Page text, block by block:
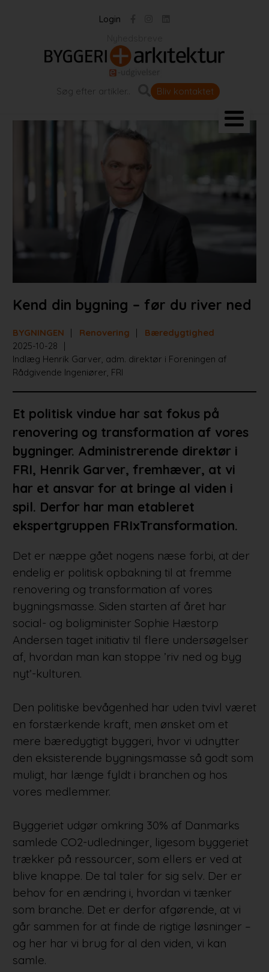
Login
Bliv kontaktet
Landskab og byrum
Jobportal
Kend din bygning – før du river ned
BYGNINGEN Renovering
Bæredygtighed
2025-10-28
Indlæg Henrik Garver, adm. direktør i Foreningen af
Rådgivende Ingeniører, FRI
Et politisk vindue har sat fokus på
renovering og transformation af vores
bygninger. Administrerende direktør i
FRI, Henrik Garver, fremhæver, at vi
har et ansvar for at bringe al viden i
spil. Derfor har man etableret
ekspertgruppen FRIxTransformation.
Det er næppe gået nogens næse forbi, at der
endelig er politisk opbakning til at fremme
renovering og transformation af vores
bygningsmasse. Siden starten af året har
social- og boligminister Sophie Hæstorp
Andersen taget initiativ til flere undersøgelser
af, hvordan man kan stoppe ’riv ned og byg
nyt’-kulturen.
Den politiske bevågenhed har uden tvivl været
en forstærkende kraft, men ønsket om et
mere bæredygtigt byggeri, hvor vi udnytter
den eksisterende bygningsmasse så godt som
muligt, har længe fyldt i branchen og hos
vores medlemmer.
Byggeriet udgør omkring 30% af Danmarks
samlede CO2-udledninger, ligesom byggeriet
trækker på ressourcer, som ellers er ved at
blive knappe. De tal taler for sig selv. Der er
behov for en ændring i, hvordan vi tænker
som branche. Det er derfor afgørende, at vi
går sammen for at finde de rigtige løsninger –
og her har vi brug for al den viden, vi kan
samle.